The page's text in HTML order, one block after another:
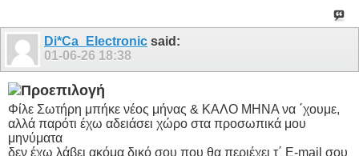
Di*Ca_Electronic said:
01-06-26 18:38
Φίλε Σωτήρη μπήκε νέος μήνας & ΚΑΛΟ ΜΗΝΑ να ΄χουμε,
αλλά παρότι έχω αδειάσει χώρο στα προσωπικά μου
μηνύματα
δεν έχω λάβει ακόμα δικό σου που θα περιέχει τ΄ E-mail σου